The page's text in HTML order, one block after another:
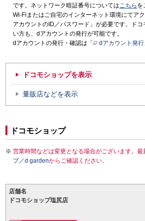
です。ネットワーク暗証番号についてはこちら を
Wi-Fiまたはご自宅のインターネット環境にてア
アカウントのID／パスワード」が必要です。ド
い方も、dアカウントの発行が可能です。
dアカウントの発行・確認は「
dアカウント発行
ドコモショップを表示
量販店などを表示
ドコモショップ
営業時間などは変更となる場合がございます。最
プ／d gardenからご確認ください。
店舗名
ドコモショップ塩尻店